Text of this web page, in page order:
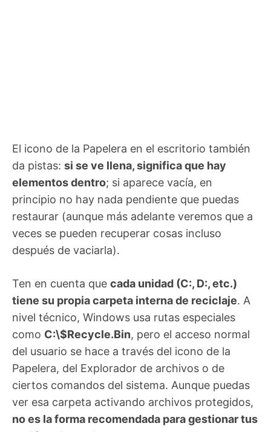
El icono de la Papelera en el escritorio también
da pistas: si se ve llena, significa que hay
elementos dentro; si aparece vacía, en
principio no hay nada pendiente que puedas
restaurar (aunque más adelante veremos que a
veces se pueden recuperar cosas incluso
después de vaciarla).
Ten en cuenta que cada unidad (C:, D:, etc.)
tiene su propia carpeta interna de reciclaje. A
nivel técnico, Windows usa rutas especiales
como C:\$Recycle.Bin, pero el acceso normal
del usuario se hace a través del icono de la
Papelera, del Explorador de archivos o de
ciertos comandos del sistema. Aunque puedas
ver esa carpeta activando archivos protegidos,
no es la forma recomendada para gestionar tus